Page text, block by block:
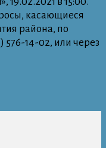
касающиеся
района, по
576-14-02, или через